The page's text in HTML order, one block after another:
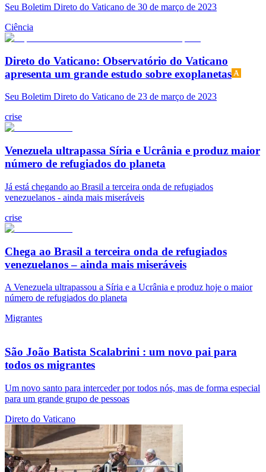
Seu Boletim Direto do Vaticano de 30 de março de 2023
Ciência
Direto do Vaticano: Observatório do Vaticano
apresenta um grande estudo sobre exoplanetas
Seu Boletim Direto do Vaticano de 23 de março de 2023
crise
Venezuela ultrapassa Síria e Ucrânia e produz maior
número de refugiados do planeta
Já está chegando ao Brasil a terceira onda de refugiados
venezuelanos - ainda mais miseráveis
crise
Chega ao Brasil a terceira onda de refugiados
venezuelanos – ainda mais miseráveis
A Venezuela ultrapassou a Síria e a Ucrânia e produz hoje o maior
número de refugiados do planeta
Migrantes
São João Batista Scalabrini : um novo pai para
todos os migrantes
Um novo santo para interceder por todos nós, mas de forma especial
para um grande grupo de pessoas
Direto do Vaticano